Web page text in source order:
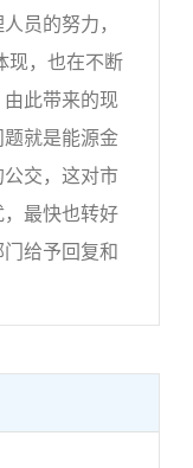
员的努力，
现，也在不断
此带来的现
就是能源金
交，这对市
最快也转好
给予回复和